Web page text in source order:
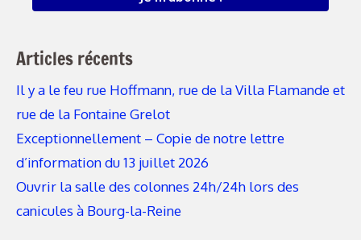
Articles récents
Il y a le feu rue Hoffmann, rue de la Villa Flamande et
rue de la Fontaine Grelot
Exceptionnellement – Copie de notre lettre
d’information du 13 juillet 2026
Ouvrir la salle des colonnes 24h/24h lors des
canicules à Bourg-la-Reine